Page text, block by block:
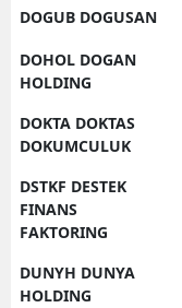
DOGUB DOGUSAN
DOHOL DOGAN
HOLDING
DOKTA DOKTAS
DOKUMCULUK
DSTKF DESTEK
FINANS
FAKTORING
DUNYH DUNYA
HOLDING